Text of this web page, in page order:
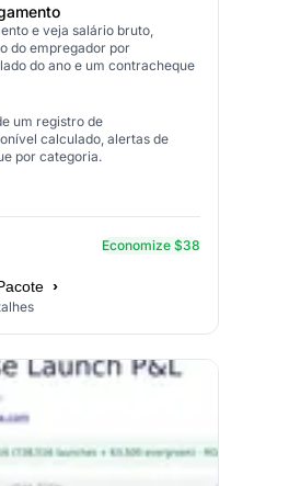
e veja salário bruto,
do empregador por
do ano e um contracheque
um registro de
calculado, alertas de
por categoria.
Economize $38
›